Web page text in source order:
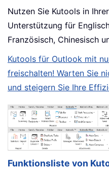
Nutzen Sie Kutools in
Unterstützung für
Französisch, Chinesisch
Kutools für Outlook mit
freischalten! Warten Sie
und steigern Sie Ihre
Funktionsliste von